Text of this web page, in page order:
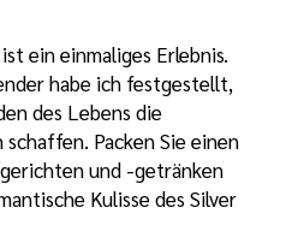
ein einmaliges Erlebnis.
habe ich festgestellt,
des Lebens die
Packen Sie einen
und -getränken
Kulisse des Silver